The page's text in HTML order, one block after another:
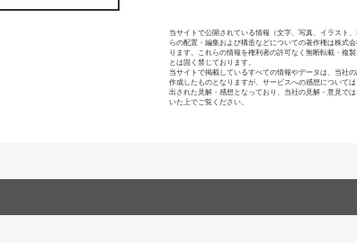
当サイトで公開されている情報（文字、写真、イラスト
らの配置・編集および構造などについての著作権は株式
ります。これらの情報を権利者の許可なく無断転載・複
とは固く禁じております。
当サイトで掲載しているすべての情報やデータは、当社
作成したものとなりますが、サービスへの感想について
出された見解・感想となっており、当社の見解・意見で
いた上でご覧ください。